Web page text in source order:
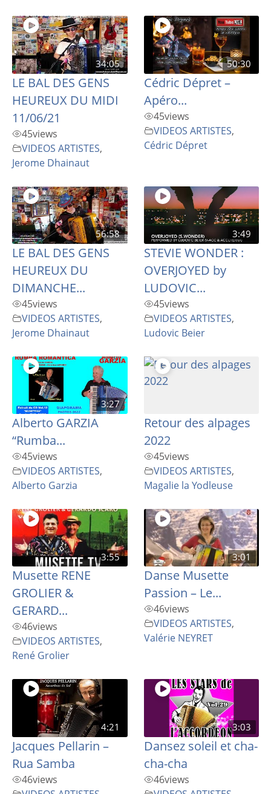
34:05
LE BAL DES GENS
HEUREUX DU MIDI
11/06/21
45views
VIDEOS ARTISTES,
Jerome Dhainaut
50:30
Cédric Dépret –
Apéro...
45views
VIDEOS ARTISTES,
Cédric Dépret
56:58
LE BAL DES GENS
HEUREUX DU
DIMANCHE...
45views
VIDEOS ARTISTES,
Jerome Dhainaut
3:49
STEVIE WONDER :
OVERJOYED by
LUDOVIC...
45views
VIDEOS ARTISTES,
Ludovic Beier
3:27
Alberto GARZIA
“Rumba...
45views
VIDEOS ARTISTES,
Alberto Garzia
Retour des alpages
2022
45views
VIDEOS ARTISTES,
Magalie la Yodleuse
3:55
Musette RENE
GROLIER &
GERARD...
46views
VIDEOS ARTISTES,
René Grolier
3:01
Danse Musette
Passion – Le...
46views
VIDEOS ARTISTES,
Valérie NEYRET
4:21
Jacques Pellarin –
Rua Samba
46views
3:03
Dansez soleil et cha-
cha-cha
46views